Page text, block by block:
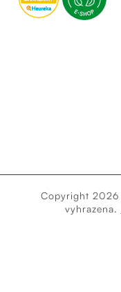
Copyright 2026
vyhrazena.